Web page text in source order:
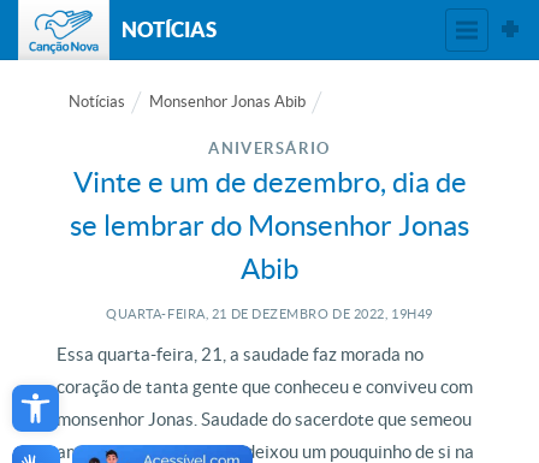
Open toolbar
NOTÍCIAS
Notícias Monsenhor Jonas Abib
ANIVERSÁRIO
Vinte e um de dezembro, dia de
se lembrar do Monsenhor Jonas
Abib
QUARTA-FEIRA, 21 DE DEZEMBRO DE 2022, 19H49
Essa quarta-feira, 21, a saudade faz morada no
coração de tanta gente que conheceu e conviveu com
monsenhor Jonas. Saudade do sacerdote que semeou
amor por onde passou e deixou um pouquinho de si na